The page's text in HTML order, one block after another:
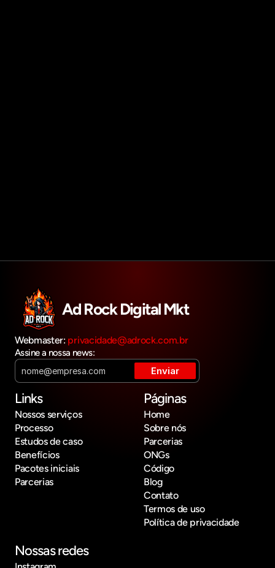
Ad Rock Digital Mkt
Webmaster: privacidade@adrock.com.br
Assine a nossa news:
Links
Nossos serviços
Processo
Estudos de caso
Benefícios
Pacotes iniciais
Parcerias
Páginas
Home
Sobre nós
Parcerias
ONGs
Código
Blog
Contato
Termos de uso
Política de privacidade
Nossas redes